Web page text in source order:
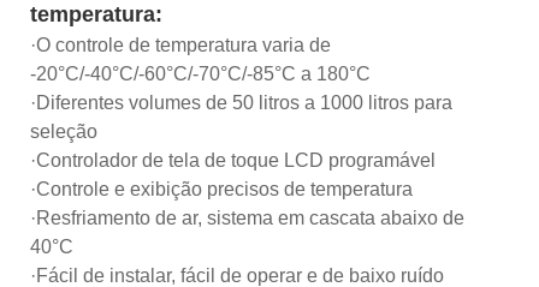
temperatura:
·O controle de temperatura varia de
-20°C/-40°C/-60°C/-70°C/-85°C a 180°C
·Diferentes volumes de 50 litros a 1000 litros para
seleção
·Controlador de tela de toque LCD programável
·Controle e exibição precisos de temperatura
·Resfriamento de ar, sistema em cascata abaixo de
40°C
·Fácil de instalar, fácil de operar e de baixo ruído